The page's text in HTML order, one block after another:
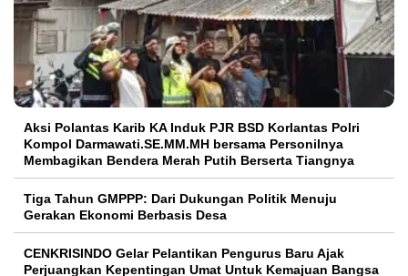
Aksi Polantas Karib KA Induk PJR BSD Korlantas Polri
Kompol Darmawati.SE.MM.MH bersama Personilnya
Membagikan Bendera Merah Putih Berserta Tiangnya
Tiga Tahun GMPPP: Dari Dukungan Politik Menuju
Gerakan Ekonomi Berbasis Desa
CENKRISINDO Gelar Pelantikan Pengurus Baru Ajak
Perjuangkan Kepentingan Umat Untuk Kemajuan Bangsa